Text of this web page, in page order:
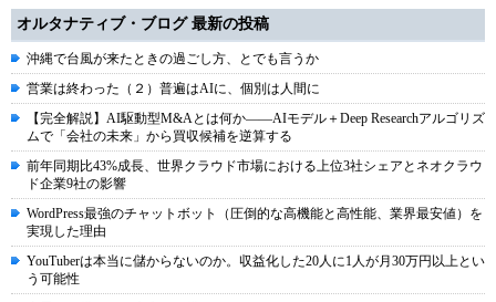
オルタナティブ・ブログ 最新の投稿
沖縄で台風が来たときの過ごし方、とでも言うか
営業は終わった（２）普遍はAIに、個別は人間に
【完全解説】AI駆動型M&Aとは何か――AIモデル＋Deep Researchアルゴリズ
ムで「会社の未来」から買収候補を逆算する
前年同期比43%成長、世界クラウド市場における上位3社シェアとネオクラウ
ド企業9社の影響
WordPress最強のチャットボット（圧倒的な高機能と高性能、業界最安値）を
実現した理由
YouTuberは本当に儲からないのか。収益化した20人に1人が月30万円以上とい
う可能性